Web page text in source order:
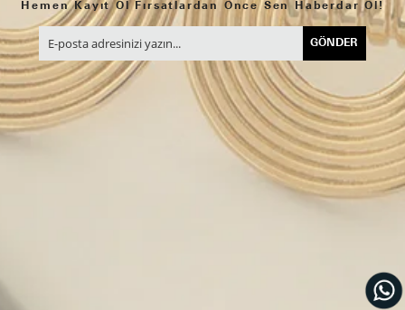
Hemen Kayıt Ol Fırsatlardan Önce Sen Haberdar Ol!
GÖNDER